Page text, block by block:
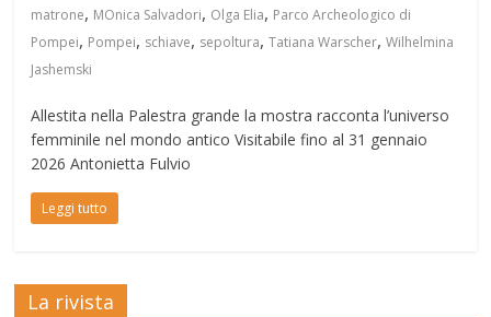
matrone, MOnica Salvadori, Olga Elia, Parco Archeologico di
Pompei, Pompei, schiave, sepoltura,Tatiana Warscher,Wilhelmina
Jashemski
Allestita nella Palestra grande la mostra racconta l’universo
femminile nel mondo antico Visitabile fino al 31 gennaio
2026 Antonietta Fulvio
Leggi tutto
La rivista